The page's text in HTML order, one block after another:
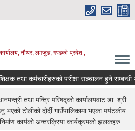
कार्यालय, नौथर, लमजुङ, गण्डकी प्रदेश ,
तथा कर्मचारीहरुको परीक्षा सञ्चालन हुने सम्बन्धी
तथा मन्त्रि परिषद्को कार्यालयवाट डा. श्री
टोलीको दोर्दी गाउँपालिकामा भएका पर्यटकीय
कार्यको अन्तरक्रिया कार्यक्रमको झलकहरु